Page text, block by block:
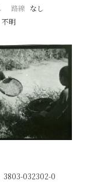
路線 なし
不明
3803-032302-0